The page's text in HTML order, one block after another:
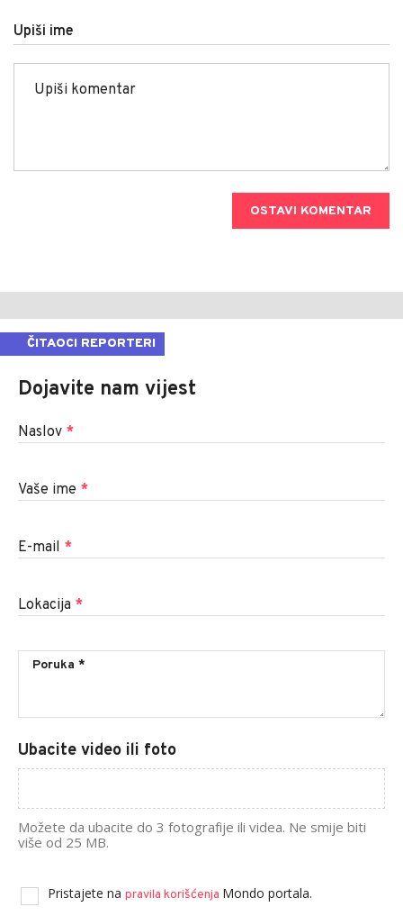
Upiši ime
OSTAVI KOMENTAR
ČITAOCI REPORTERI
Dojavite nam vijest
Naslov *
Vaše ime *
E-mail *
Lokacija *
Ubacite video ili foto
Možete da ubacite do 3 fotografije ili videa. Ne smije biti
više od 25 MB.
Pristajete na pravila korišćenja Mondo portala.